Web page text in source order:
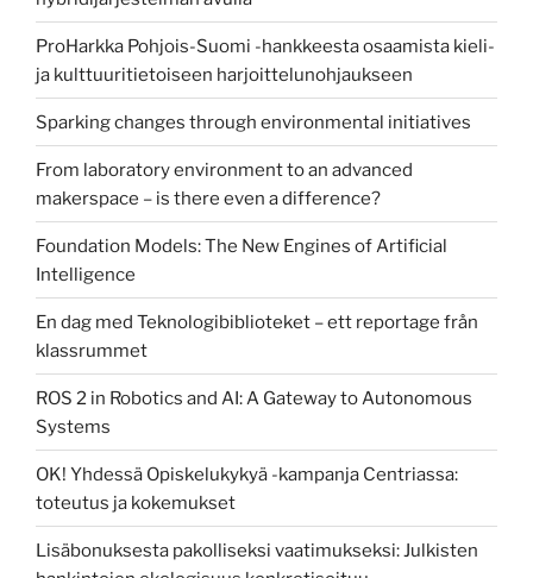
ProHarkka Pohjois-Suomi -hankkeesta osaamista kieli-
ja kulttuuritietoiseen harjoittelunohjaukseen
Sparking changes through environmental initiatives
From laboratory environment to an advanced
makerspace – is there even a difference?
Foundation Models: The New Engines of Artificial
Intelligence
En dag med Teknologibiblioteket – ett reportage från
klassrummet
ROS 2 in Robotics and AI: A Gateway to Autonomous
Systems
OK! Yhdessä Opiskelukykyä -kampanja Centriassa:
toteutus ja kokemukset
Lisäbonuksesta pakolliseksi vaatimukseksi: Julkisten